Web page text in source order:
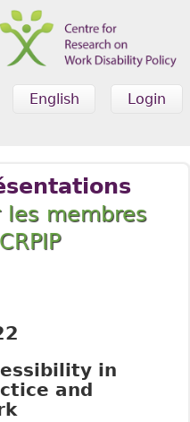
Login
English
les membres
in
and